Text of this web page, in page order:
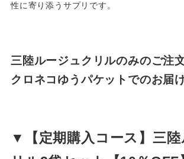
性に寄り添うサプリです。
三陸ルージュクリルのみのご注
クロネコゆうパケットでのお届
▼【定期購入コース】三陸